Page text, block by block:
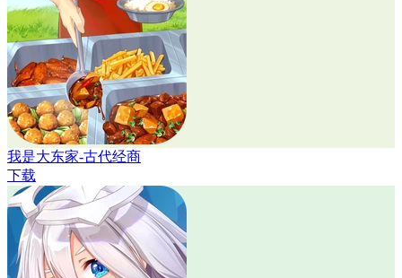
我是大东家-古代经商
下载